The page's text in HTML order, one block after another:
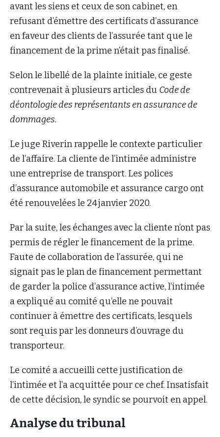
avant les siens et ceux de son cabinet, en
refusant d’émettre des certificats d’assurance
en faveur des clients de l’assurée tant que le
financement de la prime n’était pas finalisé.
Selon le libellé de la plainte initiale, ce geste
contrevenait à plusieurs articles du Code de
déontologie des représentants en assurance de
dommages.
Le juge Riverin rappelle le contexte particulier
de l’affaire. La cliente de l’intimée administre
une entreprise de transport. Les polices
d’assurance automobile et assurance cargo ont
été renouvelées le 24 janvier 2020.
Par la suite, les échanges avec la cliente n’ont pas
permis de régler le financement de la prime.
Faute de collaboration de l’assurée, qui ne
signait pas le plan de financement permettant
de garder la police d’assurance active, l’intimée
a expliqué au comité qu’elle ne pouvait
continuer à émettre des certificats, lesquels
sont requis par les donneurs d’ouvrage du
transporteur.
Le comité a accueilli cette justification de
l’intimée et l’a acquittée pour ce chef. Insatisfait
de cette décision, le syndic se pourvoit en appel.
Analyse du tribunal